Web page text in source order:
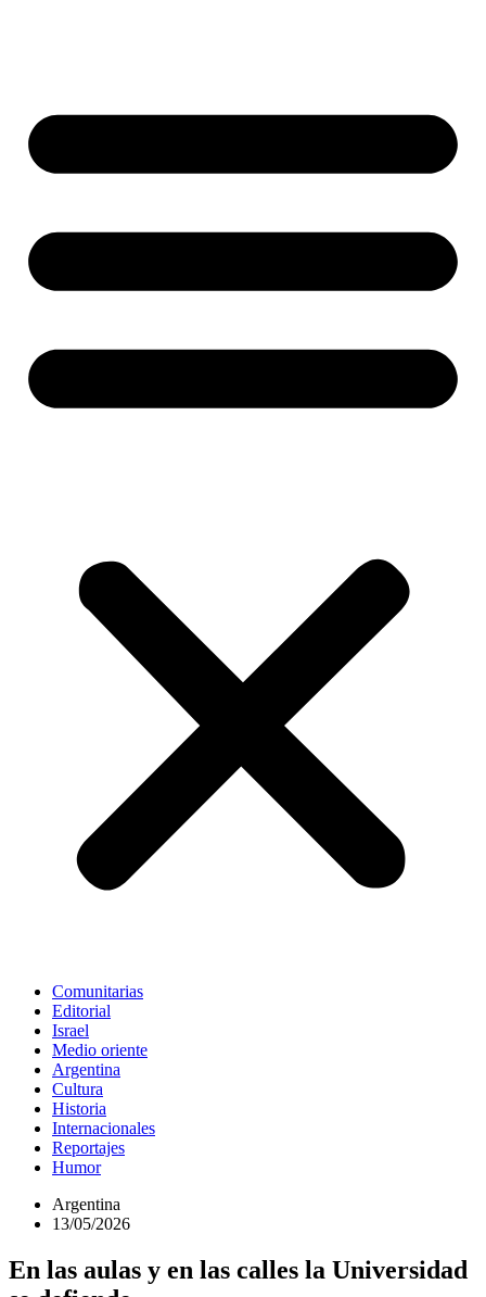
Comunitarias
Editorial
Israel
Medio oriente
Argentina
Cultura
Historia
Internacionales
Reportajes
Humor
Argentina
13/05/2026
En las aulas y en las calles la Universidad